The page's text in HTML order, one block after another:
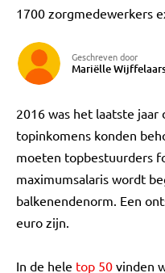
1700 zorgmedewerkers
Geschreven door
Mariëlle
2016 was het laatste
topinkomens konden
moeten topbestuurders
maximumsalaris wordt
balkenendenorm. Een
euro zijn.
In de hele top 50 vinden